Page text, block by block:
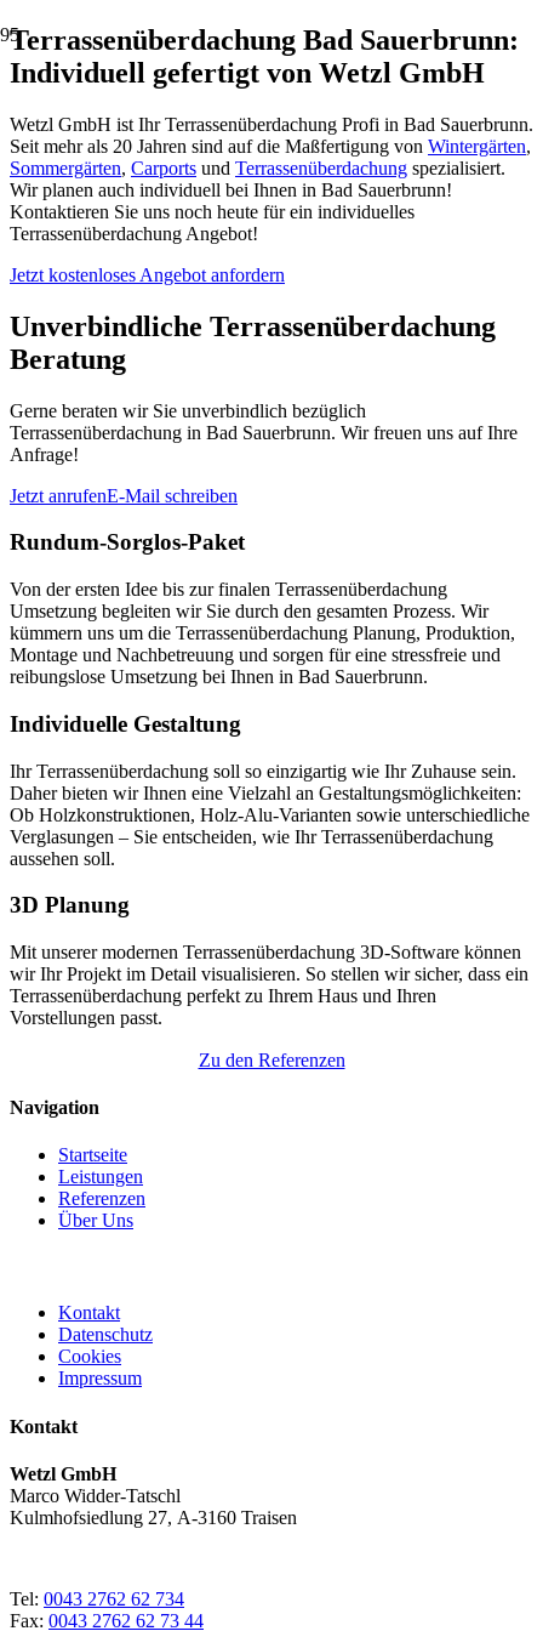
Terrassenüberdachung Bad Sauerbrunn:
Individuell gefertigt von Wetzl GmbH
Wetzl GmbH ist Ihr Terrassenüberdachung Profi in Bad Sauerbrunn.
Seit mehr als 20 Jahren sind auf die Maßfertigung von Wintergärten,
Sommergärten, Carports und Terrassenüberdachung spezialisiert.
Wir planen auch individuell bei Ihnen in Bad Sauerbrunn!
Kontaktieren Sie uns noch heute für ein individuelles
Terrassenüberdachung Angebot!
Jetzt kostenloses Angebot anfordern
Unverbindliche Terrassenüberdachung
Beratung
Gerne beraten wir Sie unverbindlich bezüglich
Terrassenüberdachung in Bad Sauerbrunn. Wir freuen uns auf Ihre
Anfrage!
Jetzt anrufenE-Mail schreiben
Rundum-Sorglos-Paket
Von der ersten Idee bis zur finalen Terrassenüberdachung
Umsetzung begleiten wir Sie durch den gesamten Prozess. Wir
kümmern uns um die Terrassenüberdachung Planung, Produktion,
Montage und Nachbetreuung und sorgen für eine stressfreie und
reibungslose Umsetzung bei Ihnen in Bad Sauerbrunn.
Individuelle Gestaltung
Ihr Terrassenüberdachung soll so einzigartig wie Ihr Zuhause sein.
Daher bieten wir Ihnen eine Vielzahl an Gestaltungsmöglichkeiten:
Ob Holzkonstruktionen, Holz-Alu-Varianten sowie unterschiedliche
Verglasungen – Sie entscheiden, wie Ihr Terrassenüberdachung
aussehen soll.
3D Planung
Mit unserer modernen Terrassenüberdachung 3D-Software können
wir Ihr Projekt im Detail visualisieren. So stellen wir sicher, dass ein
Terrassenüberdachung perfekt zu Ihrem Haus und Ihren
Vorstellungen passt.
Zu den Referenzen
Navigation
Startseite
Leistungen
Referenzen
Über Uns
Kontakt
Datenschutz
Cookies
Impressum
Kontakt
Wetzl GmbH
Marco Widder-Tatschl
Kulmhofsiedlung 27, A-3160 Traisen
Tel: 0043 2762 62 734
Fax: 0043 2762 62 73 44